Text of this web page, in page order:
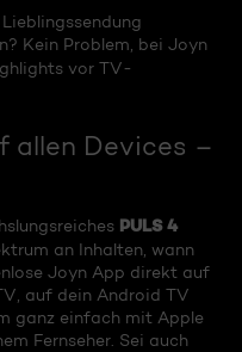
Kein Problem, bei Joyn
vor TV-
allen Devices –
PULS 4
an Inhalten, wann
Joyn App direkt auf
auf dein Android TV
ganz einfach mit Apple
Fernseher. Sei auch